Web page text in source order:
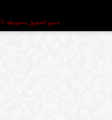
جميع الحقوق محفوظة ©